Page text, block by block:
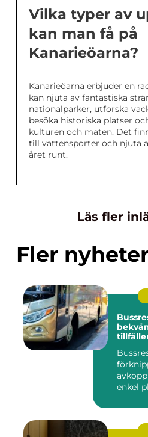
Vilka typer av
kan man få på
Kanarieöarna?
Kanarieöarna erbjuder en
kan njuta av fantastiska
nationalparker, utforska
besöka historiska platser
kulturen och maten. Det
till vattensporter och njuta
året runt.
Läs fler
Fler
enkel